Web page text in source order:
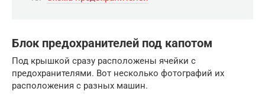
Блок предохранителей под капотом
Под крышкой сразу расположены ячейки с
предохранителями. Вот несколько фотографий их
расположения с разных машин.